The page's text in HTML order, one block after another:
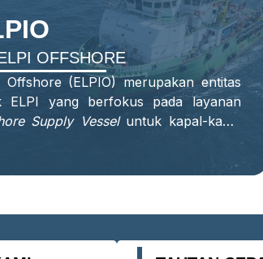
OFFSHORE
Offshore (ELPIO) merupakan entitas
ELPI yang berfokus pada layanan
Supply Vesseluntuk kapal-kapal